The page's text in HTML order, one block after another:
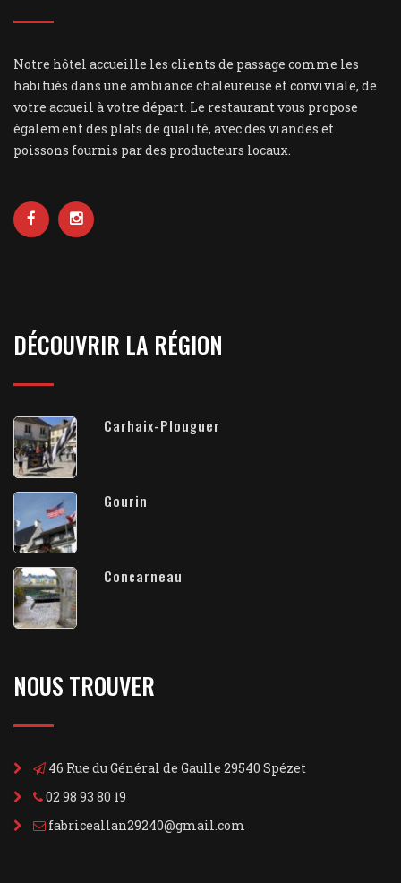
Notre hôtel accueille les clients de passage comme les
habitués dans une ambiance chaleureuse et conviviale, de
votre accueil à votre départ. Le restaurant vous propose
également des plats de qualité, avec des viandes et
poissons fournis par des producteurs locaux.
DÉCOUVRIR LA RÉGION
Carhaix-Plouguer
Gourin
Concarneau
NOUS TROUVER
46 Rue du Général de Gaulle 29540 Spézet
02 98 93 80 19
fabriceallan29240@gmail.com